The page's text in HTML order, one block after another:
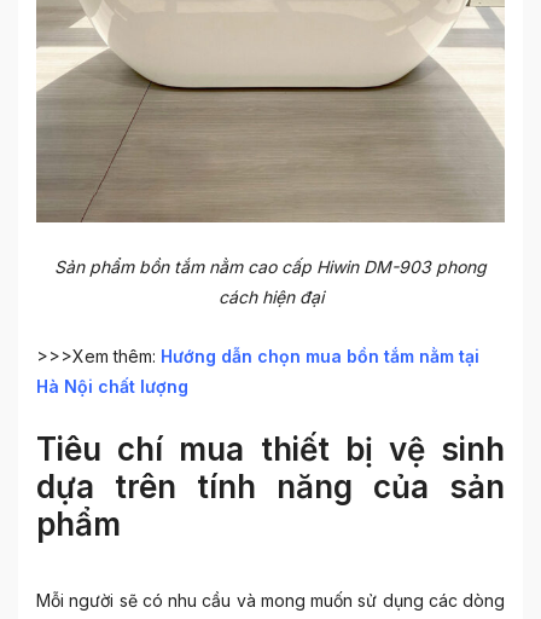
Sản phẩm bồn tắm nằm cao cấp Hiwin DM-903 phong
cách hiện đại
>>>Xem thêm: Hướng dẫn chọn mua bồn tắm nằm tại
Hà Nội chất lượng
Tiêu chí mua thiết bị vệ sinh
dựa trên tính năng của sản
phẩm
Mỗi người sẽ có nhu cầu và mong muốn sử dụng các dòng